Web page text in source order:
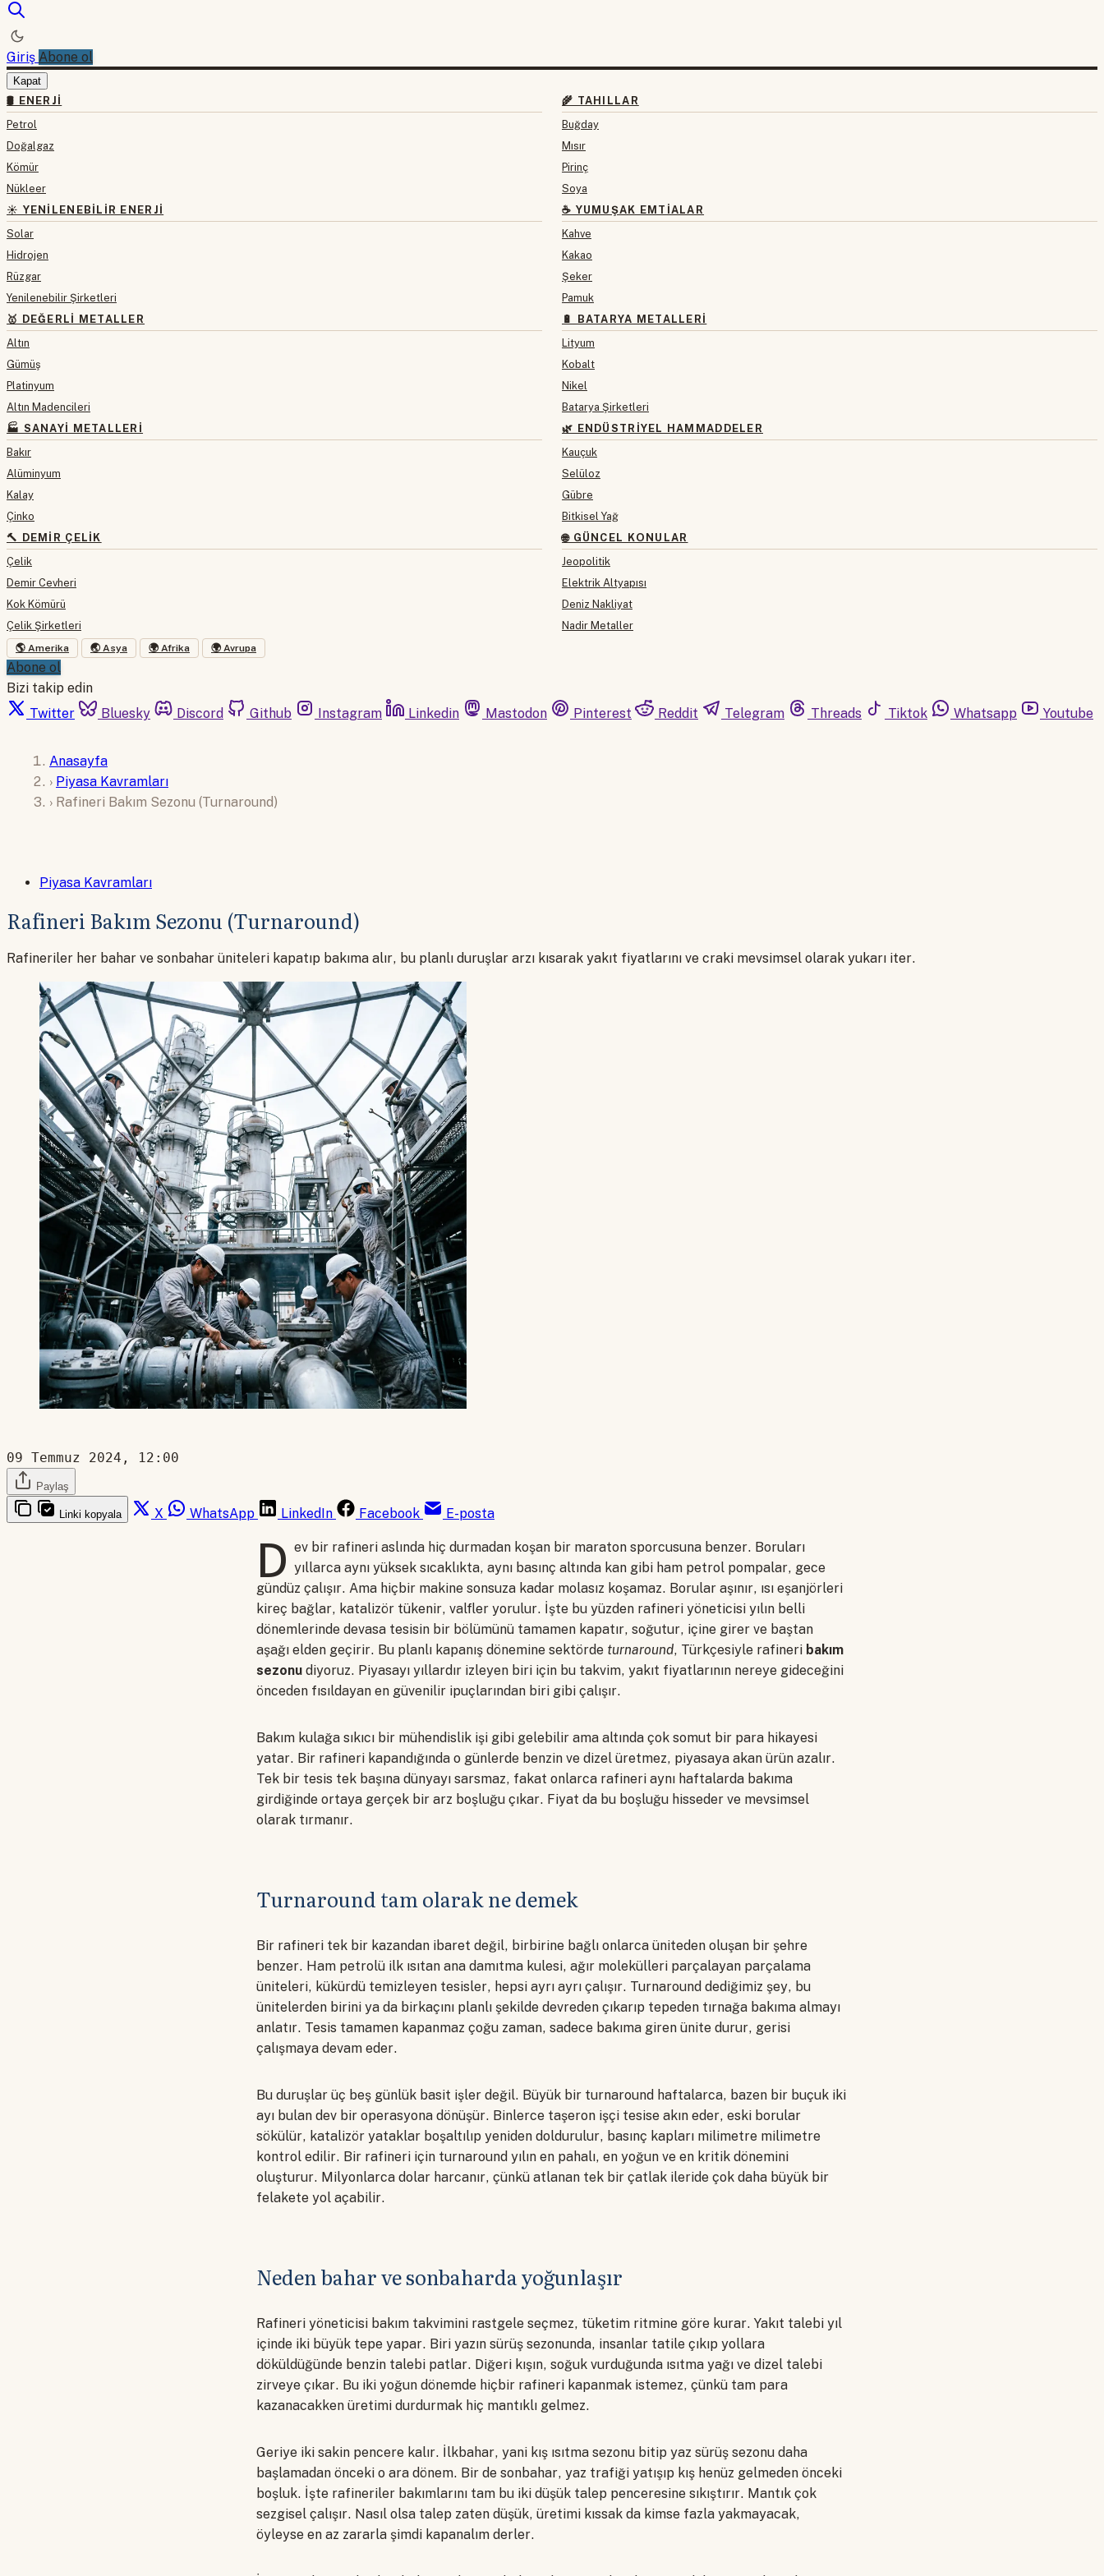
Giriş Abone ol
Kapat
🛢 ENERJI
Petrol
Doğalgaz
Kömür
Nükleer
☀️ YENILENEBILIR ENERJI
Solar
Hidrojen
Rüzgar
Yenilenebilir Şirketleri
🥇 DEĞERLI METALLER
Altın
Gümüş
Platinyum
Altın Madencileri
🏭 SANAYI METALLERI
Bakır
Alüminyum
Kalay
Çinko
🔨 DEMIR ÇELIK
Çelik
Demir Cevheri
Kok Kömürü
Çelik Şirketleri
🌾 TAHILLAR
Buğday
Mısır
Pirinç
Soya
☕ YUMUŞAK EMTIALAR
Kahve
Kakao
Şeker
Pamuk
🔋 BATARYA METALLERI
Lityum
Kobalt
Nikel
Batarya Şirketleri
🌿 ENDÜSTRIYEL HAMMADDELER
Kauçuk
Selüloz
Gübre
Bitkisel Yağ
🌐 GÜNCEL KONULAR
Jeopolitik
Elektrik Altyapısı
Deniz Nakliyat
Nadir Metaller
🌎 Amerika 🌏 Asya 🌍 Afrika 🌍 Avrupa
Abone ol
Bizi takip edin
Twitter
Bluesky Discord Github Instagram Linkedin Mastodon Pinterest Reddit Telegram Threads Tiktok Whatsapp Youtube
Anasayfa
› Piyasa Kavramları
› Rafineri Bakım Sezonu (Turnaround)
Piyasa Kavramları
Rafineri Bakım Sezonu (Turnaround)
Rafineriler her bahar ve sonbahar üniteleri kapatıp bakıma alır, bu planlı duruşlar arzı kısarak yakıt fiyatlarını ve craki mevsimsel olarak yukarı iter.
09 Temmuz 2024, 12:00
Paylaş
Linki kopyala X WhatsApp LinkedIn Facebook E-posta
D ev bir rafineri aslında hiç durmadan koşan bir maraton sporcusuna benzer. Boruları
yıllarca aynı yüksek sıcaklıkta, aynı basınç altında kan gibi ham petrol pompalar, gece
gündüz çalışır. Ama hiçbir makine sonsuza kadar molasız koşamaz. Borular aşınır, ısı eşanjörleri
kireç bağlar, katalizör tükenir, valfler yorulur. İşte bu yüzden rafineri yöneticisi yılın belli
dönemlerinde devasa tesisin bir bölümünü tamamen kapatır, soğutur, içine girer ve baştan
aşağı elden geçirir. Bu planlı kapanış dönemine sektörde turnaround, Türkçesiyle rafineri bakım
sezonu diyoruz. Piyasayı yıllardır izleyen biri için bu takvim, yakıt fiyatlarının nereye gideceğini
önceden fısıldayan en güvenilir ipuçlarından biri gibi çalışır.
Bakım kulağa sıkıcı bir mühendislik işi gibi gelebilir ama altında çok somut bir para hikayesi
yatar. Bir rafineri kapandığında o günlerde benzin ve dizel üretmez, piyasaya akan ürün azalır.
Tek bir tesis tek başına dünyayı sarsmaz, fakat onlarca rafineri aynı haftalarda bakıma
girdiğinde ortaya gerçek bir arz boşluğu çıkar. Fiyat da bu boşluğu hisseder ve mevsimsel
olarak tırmanır.
Turnaround tam olarak ne demek
Bir rafineri tek bir kazandan ibaret değil, birbirine bağlı onlarca üniteden oluşan bir şehre
benzer. Ham petrolü ilk ısıtan ana damıtma kulesi, ağır molekülleri parçalayan parçalama
üniteleri, kükürdü temizleyen tesisler, hepsi ayrı ayrı çalışır. Turnaround dediğimiz şey, bu
ünitelerden birini ya da birkaçını planlı şekilde devreden çıkarıp tepeden tırnağa bakıma almayı
anlatır. Tesis tamamen kapanmaz çoğu zaman, sadece bakıma giren ünite durur, gerisi
çalışmaya devam eder.
Bu duruşlar üç beş günlük basit işler değil. Büyük bir turnaround haftalarca, bazen bir buçuk iki
ayı bulan dev bir operasyona dönüşür. Binlerce taşeron işçi tesise akın eder, eski borular
sökülür, katalizör yataklar boşaltılıp yeniden doldurulur, basınç kapları milimetre milimetre
kontrol edilir. Bir rafineri için turnaround yılın en pahalı, en yoğun ve en kritik dönemini
oluşturur. Milyonlarca dolar harcanır, çünkü atlanan tek bir çatlak ileride çok daha büyük bir
felakete yol açabilir.
Neden bahar ve sonbaharda yoğunlaşır
Rafineri yöneticisi bakım takvimini rastgele seçmez, tüketim ritmine göre kurar. Yakıt talebi yıl
içinde iki büyük tepe yapar. Biri yazın sürüş sezonunda, insanlar tatile çıkıp yollara
döküldüğünde benzin talebi patlar. Diğeri kışın, soğuk vurduğunda ısıtma yağı ve dizel talebi
zirveye çıkar. Bu iki yoğun dönemde hiçbir rafineri kapanmak istemez, çünkü tam para
kazanacakken üretimi durdurmak hiç mantıklı gelmez.
Geriye iki sakin pencere kalır. İlkbahar, yani kış ısıtma sezonu bitip yaz sürüş sezonu daha
başlamadan önceki o ara dönem. Bir de sonbahar, yaz trafiği yatışıp kış henüz gelmeden önceki
boşluk. İşte rafineriler bakımlarını tam bu iki düşük talep penceresine sıkıştırır. Mantık çok
sezgisel çalışır. Nasıl olsa talep zaten düşük, üretimi kıssak da kimse fazla yakmayacak,
öyleyse en az zararla şimdi kapanalım derler.